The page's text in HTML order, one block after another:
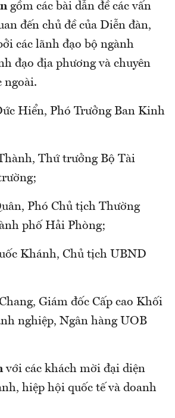
gồm các bài dẫn đề các vấn
đến chủ đề của Diễn đàn,
các lãnh đạo bộ ngành
đạo địa phương và chuyên
ngoài.
Hiển, Phó Trưởng Ban Kinh
Thứ trưởng Bộ Tài
Phó Chủ tịch Thường
phố Hải Phòng;
Khánh, Chủ tịch UBND
Giám đốc Cấp cao Khối
nghiệp, Ngân hàng UOB
với các khách mời đại diện
hiệp hội quốc tế và doanh